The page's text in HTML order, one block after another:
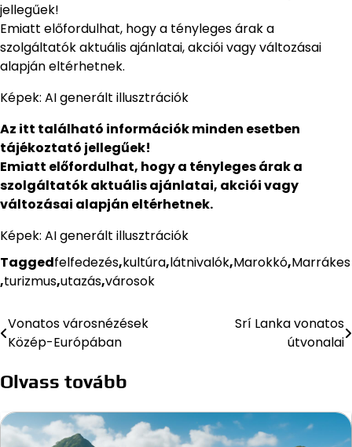
jellegűek!
Emiatt előfordulhat, hogy a tényleges árak a
szolgáltatók aktuális ajánlatai, akciói vagy változásai
alapján eltérhetnek.
Képek: AI generált illusztrációk
Az itt található információk minden esetben
tájékoztató jellegűek!
Emiatt előfordulhat, hogy a tényleges árak a
szolgáltatók aktuális ajánlatai, akciói vagy
változásai alapján eltérhetnek.
Képek: AI generált illusztrációk
Taggedfelfedezés,kultúra,látnivalók,Marokkó,Marrákes
,turizmus,utazás,városok
Bejegyzés
navigáció
Vonatos városnézések
Közép-Európában
Srí Lanka vonatos
útvonalai
Olvass tovább